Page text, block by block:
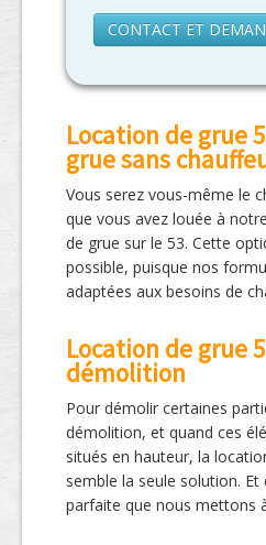
CONTACT ET
Location de grue
grue sans
Vous serez vous-même le
que vous avez louée à
de grue sur le 53. Cette
possible, puisque nos
adaptées aux besoins de
Location de grue
démolition
Pour démolir certaines
démolition, et quand ces
situés en hauteur, la
semble la seule solution. Et
parfaite que nous mettons